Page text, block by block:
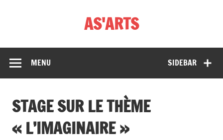
AS'ARTS
SIDEBAR
MENU
STAGE SUR LE THÈME
« L’IMAGINAIRE »